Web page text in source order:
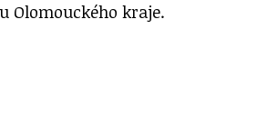
Olomouckého kraje.